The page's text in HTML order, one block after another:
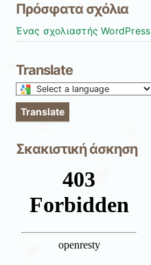
Πρόσφατα σχόλια
Ένας σχολιαστής WordPress
Translate
Select
a
language
translate
Translate
Σκακιστική άσκηση